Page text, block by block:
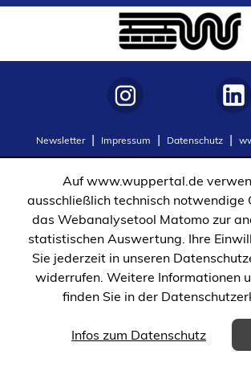
neuen
Newsletter
in
Impressum Datenschutz
in
Auf www.wuppertal.de
ausschließlich technisch notwendige
das Webanalysetool Matomo zur
statistischen Auswertung. Ihre
Sie jederzeit in unseren
widerrufen. Weitere Informationen
finden Sie in der
Infos zum Datenschutz
(Öffnet in einem neuen Tab)